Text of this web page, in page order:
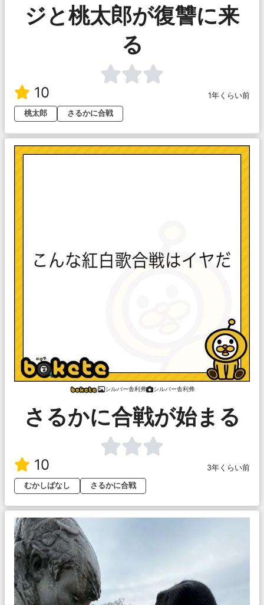
ジと桃太郎が復讐に来
る
10
1年くらい前
桃太郎
さるかに合戦
シルバー舎利弗 シルバー舎利弗
さるかに合戦が始まる
10
3年くらい前
むかしばなし
さるかに合戦